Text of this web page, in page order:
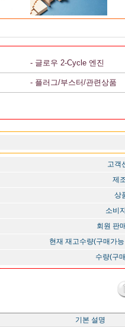
- 글로우 2-Cycle 엔진
- 플러그/부스터/관련상품
고객
제
상
소비
회원 판
현재 재고수량(구매가
수량(구
기본 설명